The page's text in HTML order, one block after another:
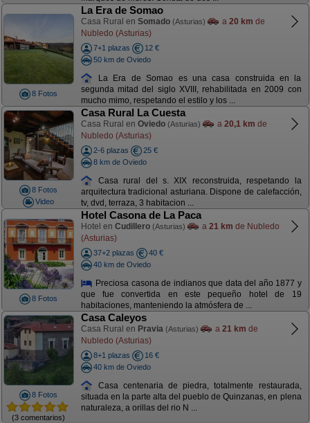
8 Fotos
La Era de Somao
Casa Rural en Somado (Asturias) a 20 km de
Nubledo (Asturias)
7+1 plazas
12 €
50 km de Oviedo
La Era de Somao es una casa construida en la
segunda mitad del siglo XVIII, rehabilitada en 2009 con
mucho mimo, respetando el estilo y los ...
8 Fotos
Video
Casa Rural La Cuesta
Casa Rural en Oviedo (Asturias) a 20,1 km de
Nubledo (Asturias)
2-6 plazas
25 €
8 km de Oviedo
Casa rural del s. XIX reconstruida, respetando la
arquitectura tradicional asturiana. Dispone de calefacción,
tv, dvd, terraza, 3 habitacion ...
8 Fotos
Hotel Casona de La Paca
Hotel en Cudillero (Asturias) a 21 km de Nubledo
(Asturias)
37+2 plazas
40 €
40 km de Oviedo
Preciosa casona de indianos que data del año 1877 y
que fue convertida en este pequeño hotel de 19
habitaciones, manteniendo la atmósfera de ...
8 Fotos
(3 comentarios)
Casa Caleyos
Casa Rural en Pravia (Asturias) a 21 km de
Nubledo (Asturias)
8+1 plazas
16 €
40 km de Oviedo
Casa centenaria de piedra, totalmente restaurada,
situada en la parte alta del pueblo de Quinzanas, en plena
naturaleza, a orillas del rio N ...